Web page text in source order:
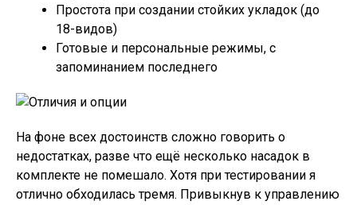
Простота при создании стойких укладок (до
18-видов)
Готовые и персональные режимы, с
запоминанием последнего
На фоне всех достоинств сложно говорить о
недостатках, разве что ещё несколько насадок в
комплекте не помешало. Хотя при тестировании я
отлично обходилась тремя. Привыкнув к управлению